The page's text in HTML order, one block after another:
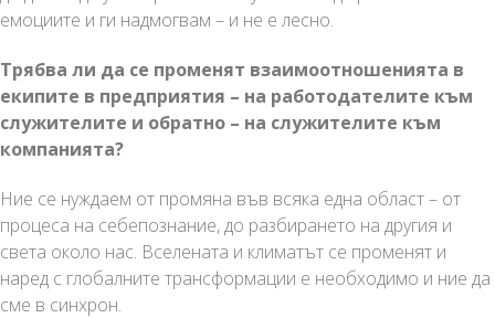
емоциите и ги надмогвам – и не е лесно.
Трябва ли да се променят взаимоотношенията в
екипите в предприятия – на работодателите към
служителите и обратно – на служителите към
компанията?
Ние се нуждаем от промяна във всяка една област – от
процеса на себепознание, до разбирането на другия и
света около нас. Вселената и климатът се променят и
наред с глобалните трансформации е необходимо и ние да
сме в синхрон.